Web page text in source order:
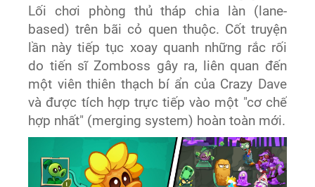
Lối chơi phòng thủ tháp chia làn (lane-
based) trên bãi cỏ quen thuộc. Cốt truyện
lần này tiếp tục xoay quanh những rắc rối
do tiến sĩ Zomboss gây ra, liên quan đến
một viên thiên thạch bí ẩn của Crazy Dave
và được tích hợp trực tiếp vào một "cơ chế
hợp nhất" (merging system) hoàn toàn mới.